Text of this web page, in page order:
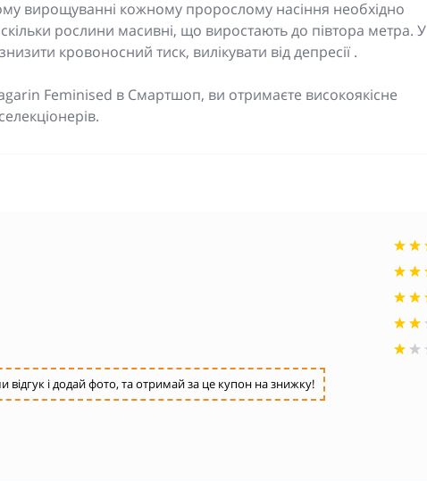
вирощуванні кожному пророслому насіння необхідно
рослини масивні, що виростають до півтора метра. У
кровоносний тиск, вилікувати від депресії .
Feminised в Смартшоп, ви отримаєте високоякісне
і додай фото, та отримай за це купон на знижку!